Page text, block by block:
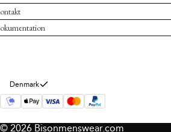
Bisoninformation
Denmark
© 2026 Bisonmenswear.com